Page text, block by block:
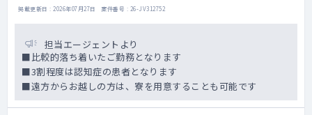
掲載更新日 : 2026年07月27日 案件番号 : 26-JV312752
担当エージェントより
■比較的落ち着いたご勤務となります
■3割程度は認知症の患者となります
■遠方からお越しの方は、寮を用意することも可能です